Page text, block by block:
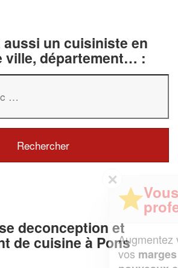
aussi un cuisiniste en
ville, département… :
deconception et
de cuisine à Pons
professionnel ?
votre chiffre d'affaireset
tout en gagnant de